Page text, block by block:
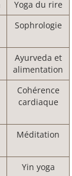
Yoga du rire
Sophrologie
Ayurveda et
alimentation
Cohérence
cardiaque
Méditation
Yin yoga